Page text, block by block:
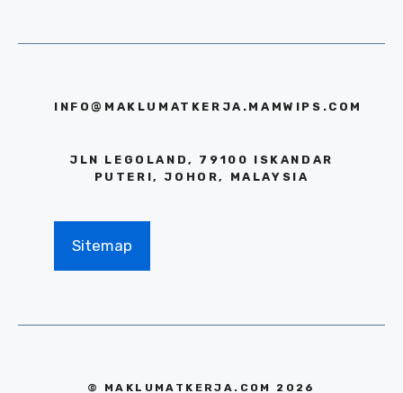
INFO@MAKLUMATKERJA.MAMWIPS.COM
JLN LEGOLAND, 79100 ISKANDAR
PUTERI, JOHOR, MALAYSIA
Sitemap
© MAKLUMATKERJA.COM 2026